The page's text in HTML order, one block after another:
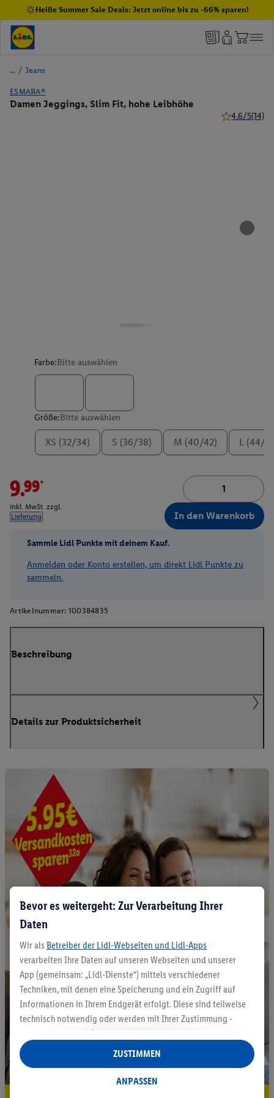
Heiße Summer Sale Deals: Jetzt online bis zu -66% sparen!
/ Jeans
ESMARA®
Damen Jeggings, Slim Fit, hohe Leibhöhe
4.6/5(14)
Farbe:Bitte auswählen
Größe:Bitte auswählen
XS (32/34) S (36/38) M (40/42) L (44/
9.99*
inkl. MwSt. zzgl.
Lieferung
In den Warenkorb
Sammle Lidl Punkte mit deinem Kauf.
Anmelden oder Konto erstellen, um direkt Lidl Punkte zu
sammeln.
Artikelnummer: 100384835
Beschreibung
Details zur Produktsicherheit
Bevor es weitergeht: Zur Verarbeitung Ihrer
Daten
Wir als Betreiber der Lidl-Webseiten und Lidl-Apps
verarbeiten Ihre Daten auf unseren Webseiten und unserer
App (gemeinsam: „Lidl-Dienste“) mittels verschiedener
Techniken, mit denen eine Speicherung und ein Zugriff auf
Informationen in Ihrem Endgerät erfolgt. Diese sind teilweise
technisch notwendig oder werden mit Ihrer Zustimmung -
auch durch Partner (u.a.
Verantwortliche; im Zusammenhang mit dem IAB TCF
insgesamt
Statistik-Erstellung oder für personalisierte Werbung
ANPASSEN
ZUSTIMMEN